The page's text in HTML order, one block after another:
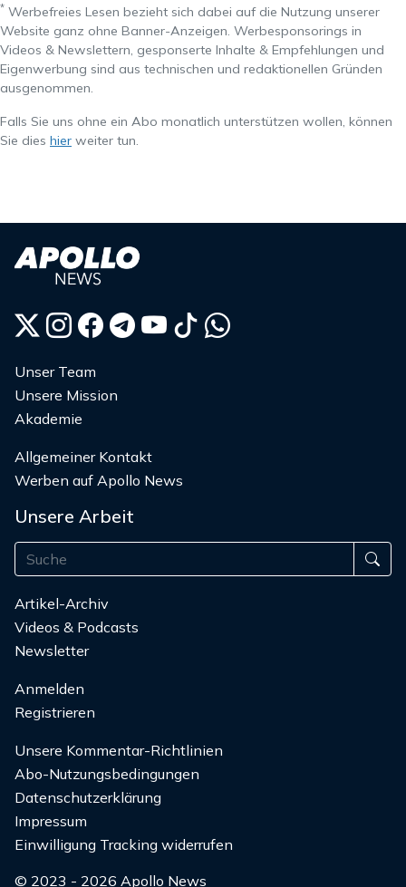
* Werbefreies Lesen bezieht sich dabei auf die Nutzung unserer
Website ganz ohne Banner-Anzeigen. Werbesponsorings in
Videos & Newslettern, gesponserte Inhalte & Empfehlungen und
Eigenwerbung sind aus technischen und redaktionellen Gründen
ausgenommen.
Falls Sie uns ohne ein Abo monatlich unterstützen wollen, können
Sie dies hier weiter tun.
Unser Team
Unsere Mission
Akademie
Allgemeiner Kontakt
Werben auf Apollo News
Unsere Arbeit
Artikel-Archiv
Videos & Podcasts
Newsletter
Anmelden
Registrieren
Unsere Kommentar-Richtlinien
Abo-Nutzungsbedingungen
Datenschutzerklärung
Impressum
Einwilligung Tracking widerrufen
© 2023 - 2026 Apollo News